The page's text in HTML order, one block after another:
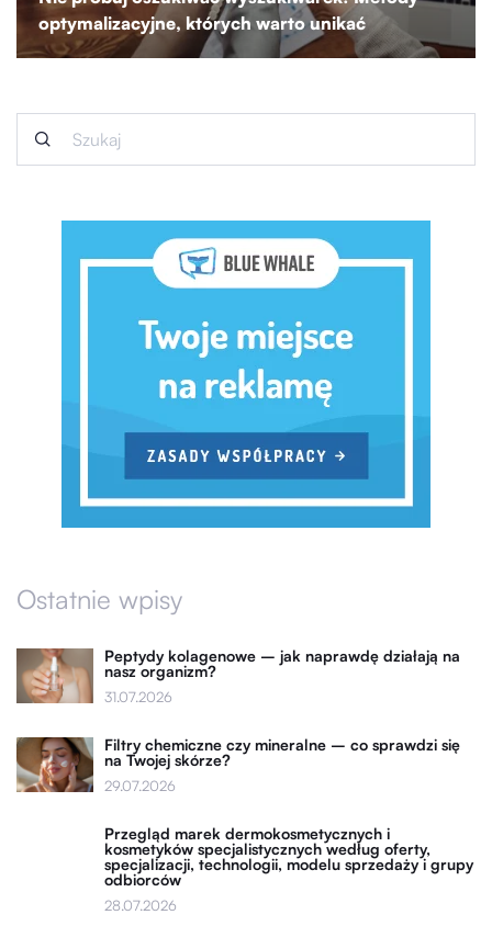
optymalizacyjne, których warto unikać
Ostatnie wpisy
Peptydy kolagenowe – jak naprawdę działają na
nasz organizm?
31.07.2026
Filtry chemiczne czy mineralne – co sprawdzi się
na Twojej skórze?
29.07.2026
Przegląd marek dermokosmetycznych i
kosmetyków specjalistycznych według oferty,
specjalizacji, technologii, modelu sprzedaży i grupy
odbiorców
28.07.2026